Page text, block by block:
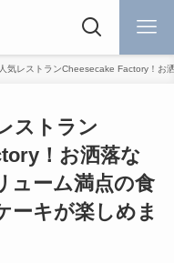
気レストランCheesecake Factory！お
ストラン
！お洒落な
ューム満点の食
ーキが楽しめま